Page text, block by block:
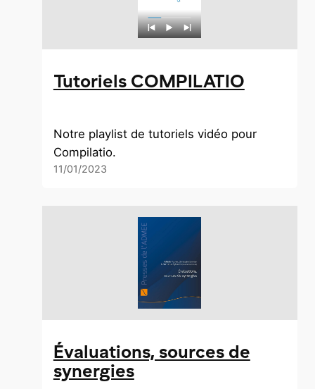
Tutoriels COMPILATIO
Notre playlist de tutoriels vidéo pour
Compilatio.
11/01/2023
Évaluations, sources de
synergies